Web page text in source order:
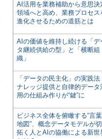
AI活用を業務補助から意思決
領域へと高め、業務プロセス
進化させるための道筋とは
AIの価値を維持し続ける「デ
タ継続供給の型」と「横断組
織」
「データの民主化」の実践法
ナレッジ提供と自律的データ
用の仕組み作りが“鍵”に
ビジネス全体を俯瞰する“言
地図”、概念データモデルが切
拓く人とAIの協働による新世